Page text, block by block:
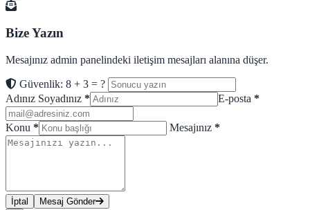
Bize Yazın
Mesajınız admin panelindeki iletişim mesajları alanına düşer.
Güvenlik: 8 + 3 = ?
Adınız Soyadınız * E-posta *
Konu * Mesajınız *
İptal Mesaj Gönder